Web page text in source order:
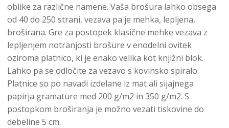
oblike za različne namene. Vaša brošura lahko obsega
od 40 do 250 strani, vezava pa je mehka, lepljena,
broširana. Gre za postopek klasične mehke vezava z
lepljenjem notranjosti brošure v enodelni ovitek
oziroma platnico, ki je enako velika kot knjižni blok.
Lahko pa se odločite za vezavo s kovinsko spiralo.
Platnice so po navadi izdelane iz mat ali sijajnega
papirja gramature med 200 g/m2 in 350 g/m2. S
postopkom broširanja je možno vezati tiskovine do
debeline 5 cm.